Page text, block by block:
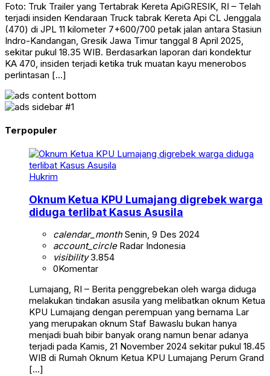
Foto: Truk Trailer yang Tertabrak Kereta ApiGRESIK, RI – Telah
terjadi insiden Kendaraan Truck tabrak Kereta Api CL Jenggala
(470) di JPL 11 kilometer 7+600/700 petak jalan antara Stasiun
Indro-Kandangan, Gresik Jawa Timur tanggal 8 April 2025,
sekitar pukul 18.35 WIB. Berdasarkan laporan dari kondektur
KA 470, insiden terjadi ketika truk muatan kayu menerobos
perlintasan […]
Terpopuler
Hukrim
Oknum Ketua KPU Lumajang digrebek warga
diduga terlibat Kasus Asusila
calendar_monthSenin, 9 Des 2024
account_circleRadar Indonesia
visibility3.854
0Komentar
Lumajang, RI – Berita penggrebekan oleh warga diduga
melakukan tindakan asusila yang melibatkan oknum Ketua
KPU Lumajang dengan perempuan yang bernama Lar
yang merupakan oknum Staf Bawaslu bukan hanya
menjadi buah bibir banyak orang namun benar adanya
terjadi pada Kamis, 21 November 2024 sekitar pukul 18.45
WIB di Rumah Oknum Ketua KPU Lumajang Perum Grand
[…]